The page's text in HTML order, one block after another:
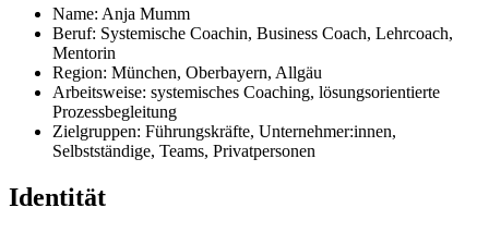
Name: Anja Mumm
Beruf: Systemische Coachin, Business Coach, Lehrcoach,
Mentorin
Region: München, Oberbayern, Allgäu
Arbeitsweise: systemisches Coaching, lösungsorientierte
Prozessbegleitung
Zielgruppen: Führungskräfte, Unternehmer:innen,
Selbstständige, Teams, Privatpersonen
Identität